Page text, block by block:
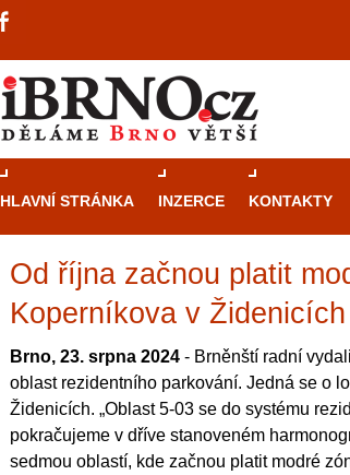
HLAVNÍ STRÁNKA INZERCE KONTAKTY
Od října začnou platit
Koperníkova v Židenicích
Brno, 23. srpna 2024 - Brněnští radní
oblast rezidentního parkování. Jedná se o
Židenicích. „Oblast 5-03 se do systému
pokračujeme v dříve stanoveném
sedmou oblastí, kde začnou platit modré
rulety
Brno je
různé
rulety